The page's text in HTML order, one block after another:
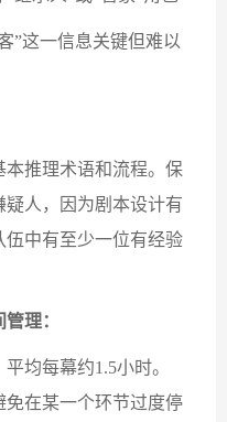
这一信息关键但难以
推理术语和流程。保
人，因为剧本设计有
伍中有至少一位有经验
理：
均每幕约1.5小时。
免在某一个环节过度停